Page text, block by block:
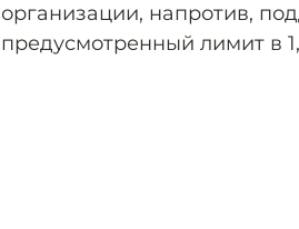
организации, напротив,
предусмотренный лимит в